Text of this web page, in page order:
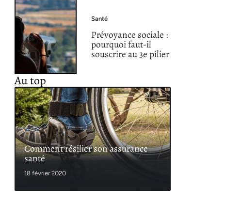
Santé
Prévoyance sociale :
pourquoi faut-il
souscrire au 3e pilier
Au top
Comment résilier son assurance
santé
18 février 2020